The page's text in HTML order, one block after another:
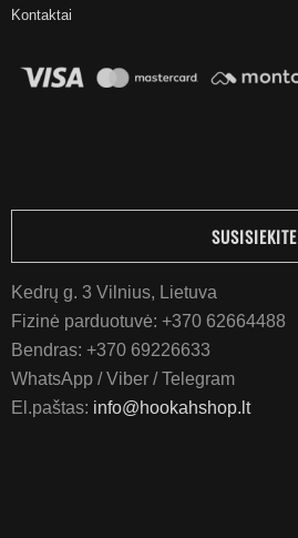
Kontaktai
SUSISIEKITE
Kedrų g. 3 Vilnius, Lietuva
Fizinė parduotuvė: +370 62664488
Bendras: +370 69226633
WhatsApp / Viber / Telegram
El.paštas: info@hookahshop.lt